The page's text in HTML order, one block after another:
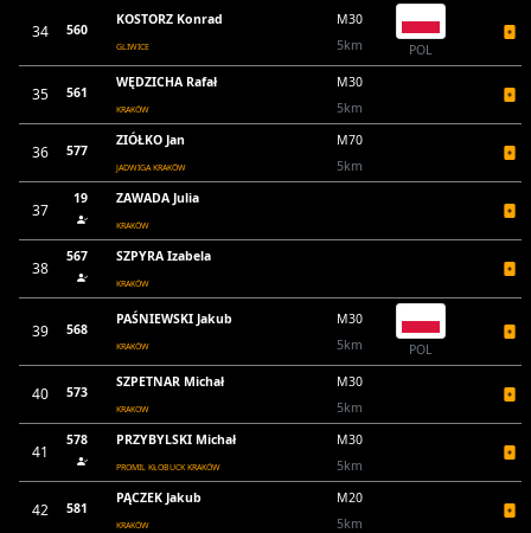
34 560
KOSTORZ Konrad
GLIWICE
M30
5km
POL
35 561
WĘDZICHA Rafał
KRAKÓW
M30
5km
36 577
ZIÓŁKO Jan
JADWIGA KRAKÓW
M70
5km
37
19 ZAWADA Julia
KRAKÓW
38
567 SZPYRA Izabela
KRAKÓW
39 568
PAŚNIEWSKI Jakub
KRAKÓW
M30
5km
POL
40 573
SZPETNAR Michał
KRAKOW
M30
5km
41
578 PRZYBYLSKI Michał
PROMIL KŁOBUCK KRAKÓW
M30
5km
42 581
PĄCZEK Jakub
KRAKÓW
M20
5km